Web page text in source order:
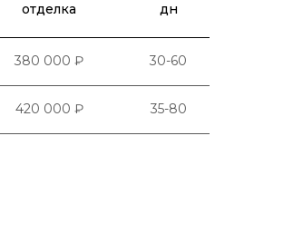
отделка
дн
380 000 ₽ 30-60
420 000 ₽ 35-80